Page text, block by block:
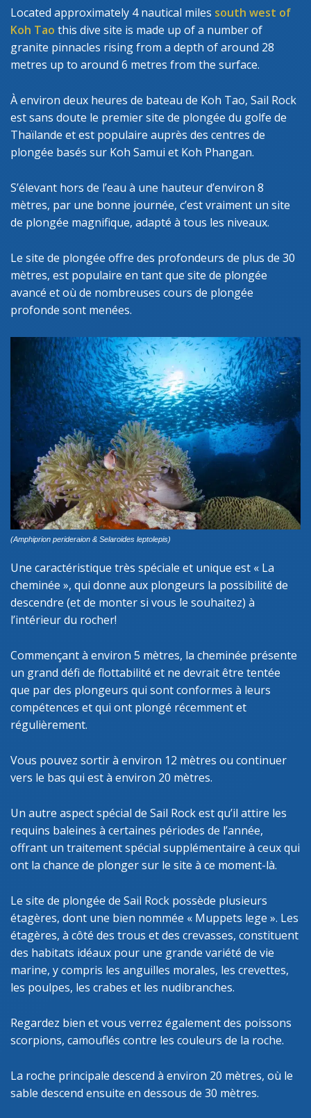
Located approximately 4 nautical miles south west of
Koh Tao this dive site is made up of a number of
granite pinnacles rising from a depth of around 28
metres up to around 6 metres from the surface.
À environ deux heures de bateau de Koh Tao, Sail Rock
est sans doute le premier site de plongée du golfe de
Thaïlande et est populaire auprès des centres de
plongée basés sur Koh Samui et Koh Phangan.
S’élevant hors de l’eau à une hauteur d’environ 8
mètres, par une bonne journée, c’est vraiment un site
de plongée magnifique, adapté à tous les niveaux.
Le site de plongée offre des profondeurs de plus de 30
mètres, est populaire en tant que site de plongée
avancé et où de nombreuses cours de plongée
profonde sont menées.
(Amphiprion perideraion & Selaroides leptolepis)
Une caractéristique très spéciale et unique est « La
cheminée », qui donne aux plongeurs la possibilité de
descendre (et de monter si vous le souhaitez) à
l’intérieur du rocher!
Commençant à environ 5 mètres, la cheminée présente
un grand défi de flottabilité et ne devrait être tentée
que par des plongeurs qui sont conformes à leurs
compétences et qui ont plongé récemment et
régulièrement.
Vous pouvez sortir à environ 12 mètres ou continuer
vers le bas qui est à environ 20 mètres.
Un autre aspect spécial de Sail Rock est qu’il attire les
requins baleines à certaines périodes de l’année,
offrant un traitement spécial supplémentaire à ceux qui
ont la chance de plonger sur le site à ce moment-là.
Le site de plongée de Sail Rock possède plusieurs
étagères, dont une bien nommée « Muppets lege ». Les
étagères, à côté des trous et des crevasses, constituent
des habitats idéaux pour une grande variété de vie
marine, y compris les anguilles morales, les crevettes,
les poulpes, les crabes et les nudibranches.
Regardez bien et vous verrez également des poissons
scorpions, camouflés contre les couleurs de la roche.
La roche principale descend à environ 20 mètres, où le
sable descend ensuite en dessous de 30 mètres.